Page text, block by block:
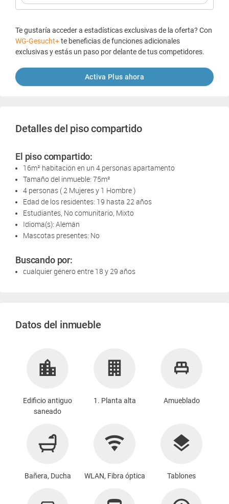
Te gustaría acceder a estadísticas exclusivas de la oferta? Con
WG-Gesucht+te beneficias de funciones adicionales
exclusivas y estás un paso por delante de tus competidores.
Activa Plus ahora
Detalles del piso compartido
El piso compartido:
16m² habitación en un 4 personas apartamento
Tamaño del inmueble: 75m²
4 personas ( 2 Mujeres y 1 Hombre )
Edad de los residentes: 19 hasta 22 años
Estudiantes, No comunitario, Mixto
Idioma(s): Alemán
Mascotas presentes: No
Buscando por:
cualquier género entre 18 y 29 años
Datos del inmueble
Edificio antiguo
saneado
1. Planta alta Amueblado
Bañera, Ducha WLAN, Fibra óptica Tablones